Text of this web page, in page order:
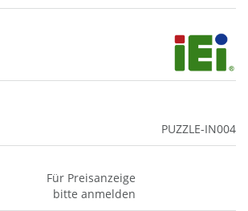
PUZZLE-IN004
Für Preisanzeige
bitte anmelden